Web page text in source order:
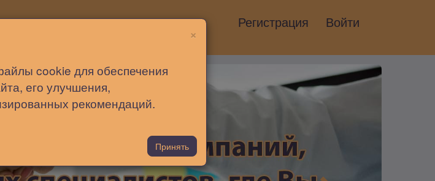
Помощь Регистрация Войти
×
cookie для обеспечения
его улучшения,
рекомендаций.
Принять